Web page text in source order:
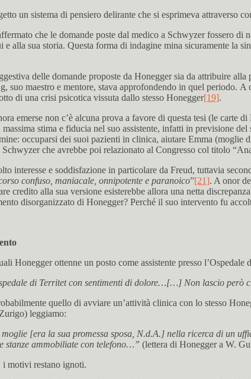
un sistema di pensiero delirante che si esprimeva attraverso
che le domande poste dal medico a Schwyzer fossero
e alla sua storia. Questa forma di indagine mina sicuramente la
delle domande proposte da Honegger sia da attribuire
suo maestro e mentore, stava approfondendo in quel periodo.
di una crisi psicotica vissuta dallo stesso Honegger[19].
emerse non c’è alcuna prova a favore di questa tesi (le
stima e fiducia nel suo assistente, infatti in previsione
occuparsi dei suoi pazienti in clinica, aiutare Emma
che avrebbe poi relazionato al Congresso col titolo
interesse e soddisfazione in particolare da Freud, tuttavia
confuso, maniacale, onnipotente e paranoico”[21]. A onor
credito alla sua versione esisterebbe allora una netta
disorganizzato di Honegger? Perché il suo intervento fu
Honegger ottenne un posto come assistente presso
di Territet con sentimenti di dolore…[…] Non lascio però
quello di avviare un’attività clinica con lo stesso
leggiamo:
[era la sua promessa sposa, N.d.A.] nella ricerca di un
stanze ammobiliate con telefono…” (lettera di Honegger a W.
i motivi restano ignoti.